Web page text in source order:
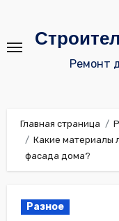
содержимому
Ремонт
Главная страница
Какие материалы
фасада дома?
Разное